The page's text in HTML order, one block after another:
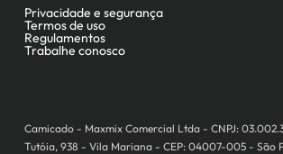
Camicado - Maxmix Comercial Ltda - CNPJ:
Tutóia, 938 - Vila Mariana - CEP: 04007-005 - São